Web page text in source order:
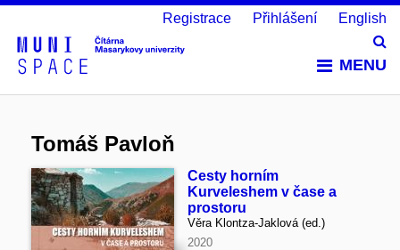
MENU
Registrace Přihlášení English
Tomáš Pavloň
Cesty horním
Kurveleshem v čase a
prostoru
Věra Klontza-Jaklová (ed.)
2020